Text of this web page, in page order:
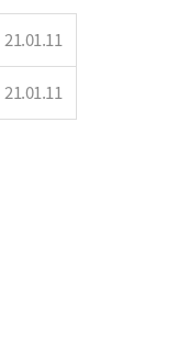
21.01.11
21.01.11